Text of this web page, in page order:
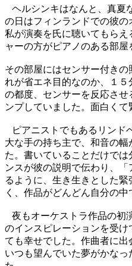
ヘルシンキはなんと、真夏
の日はフィンランドでの彼の
私が演奏を氏に聴いてもら
ャーの方がピアノのある部屋
その部屋にはセンサー付き
れが省エネ目的なのか、１
の都度、センサーを反応さ
ンプしていました。面白くて
ピアニストでもあるリンド
大な手の持ち主で、和音の
た。書いていることだけで
ンスが彼の説明で伝わり、
るように、生き生きとした
く、作品がどんどん自分の中
夜もオーケストラ作品の初
のインスピレーションを受
ても幸せでした。作曲者に出
いつも望んでいた夢がかな